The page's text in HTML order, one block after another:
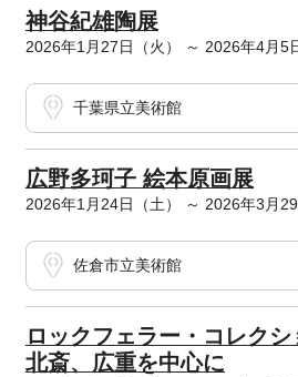
神谷紀雄陶展
2026年1月27日（火） ～ 2026年4月5
千葉県立美術館
広野多珂子 絵本原画展
2026年1月24日（土） ～ 2026年3月29
佐倉市立美術館
ロックフェラー・コレク
北斎、広重を中心に